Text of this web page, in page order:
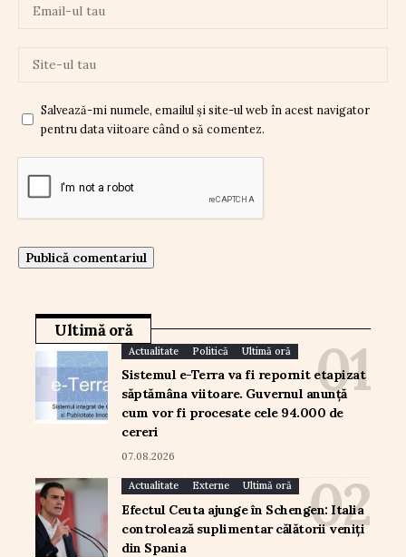
Salvează-mi numele, emailul și site-ul web în acest navigator
pentru data viitoare când o să comentez.
Ultimă oră
Actualitate Politică Ultimă oră
Sistemul e-Terra va fi repornit etapizat
săptămâna viitoare. Guvernul anunță
cum vor fi procesate cele 94.000 de
cereri
07.08.2026
Actualitate Externe Ultimă oră
Efectul Ceuta ajunge în Schengen: Italia
controlează suplimentar călătorii veniți
din Spania